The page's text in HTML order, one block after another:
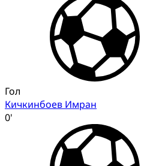
Гол
Кичкинбоев Имран
0'